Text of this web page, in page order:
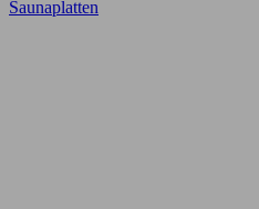
Saunaplatten